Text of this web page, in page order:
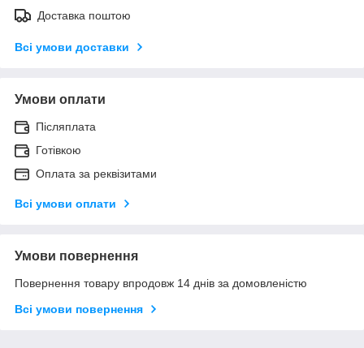
Доставка поштою
Всі умови доставки
Умови оплати
Післяплата
Готівкою
Оплата за реквізитами
Всі умови оплати
Умови повернення
Повернення товару впродовж 14 днів за домовленістю
Всі умови повернення